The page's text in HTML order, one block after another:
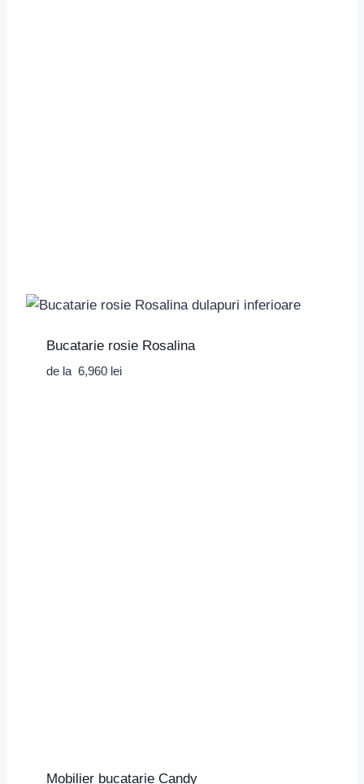
Bucatarie rosie Rosalina
de la 6,960 lei
Mobilier bucatarie Candy